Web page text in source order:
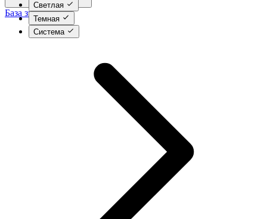
Светлая
Темная
Система
База знаний